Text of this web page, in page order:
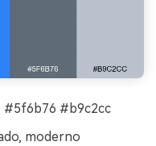
#b9c2cc
moderno